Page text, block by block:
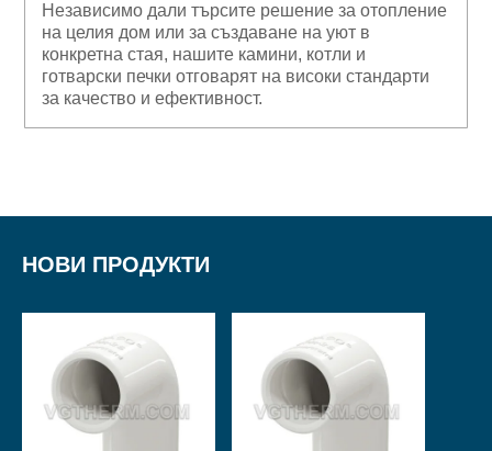
Независимо дали търсите решение за отопление
на целия дом или за създаване на уют в
конкретна стая, нашите камини, котли и
готварски печки отговарят на високи стандарти
за качество и ефективност.
НОВИ ПРОДУКТИ